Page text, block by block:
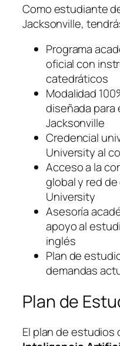
Como estudiante
Jacksonville,
Programa
oficial con
catedráticos
Modalidad
diseñada
Jacksonville
Credencial
University al
Acceso a la
global y red
University
Asesoría
apoyo al
inglés
Plan de
demandas
Plan de
El plan de estudios